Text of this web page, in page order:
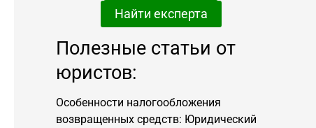
Найти експерта
Полезные статьи от
юристов:
Особенности налогообложения
возвращенных средств: Юридический